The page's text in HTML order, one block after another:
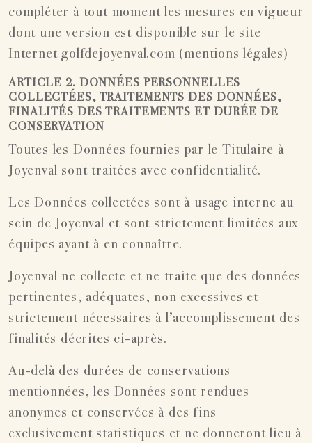
compléter à tout moment les mesures en vigueur
dont une version est disponible sur le site
Internet golfdejoyenval.com (mentions légales)
ARTICLE 2. DONNÉES PERSONNELLES
COLLECTÉES, TRAITEMENTS DES DONNÉES,
FINALITÉS DES TRAITEMENTS ET DURÉE DE
CONSERVATION
Toutes les Données fournies par le Titulaire à
Joyenval sont traitées avec confidentialité.
Les Données collectées sont à usage interne au
sein de Joyenval et sont strictement limitées aux
équipes ayant à en connaître.
Joyenval ne collecte et ne traite que des données
pertinentes, adéquates, non excessives et
strictement nécessaires à l’accomplissement des
finalités décrites ci-après.
Au-delà des durées de conservations
mentionnées, les Données sont rendues
anonymes et conservées à des fins
exclusivement statistiques et ne donneront lieu à